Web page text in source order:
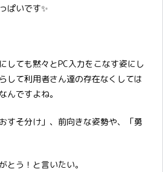
ぱいです✨
しても黙々とPC入力をこなす姿にし
して利用者さん達の存在なくしては
んですよね。
すそ分け」、前向きな姿勢や、「勇
とう！と言いたい。